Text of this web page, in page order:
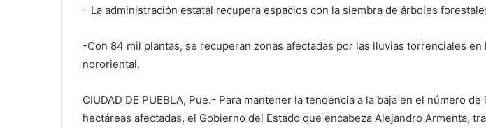
– La administración estatal recupera espacios con la siembra de árboles
-Con 84 mil plantas, se recuperan zonas afectadas por las lluvias torrenciales
nororiental.
CIUDAD DE PUEBLA, Pue.- Para mantener la tendencia a la baja en el número
hectáreas afectadas, el Gobierno del Estado que encabeza Alejandro Armenta,